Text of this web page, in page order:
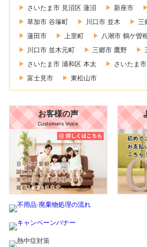
さいたま市 見沼区 蓮沼
新座市
草加市 谷塚町
川口市 並木
三
蓮田市
上里町
八潮市 鶴ケ曽
川口市 並木元町
三郷市 鷹野
さいたま市 浦和区 本太
さいたま
富士見市
東松山市
お客様の声
Customers Voice